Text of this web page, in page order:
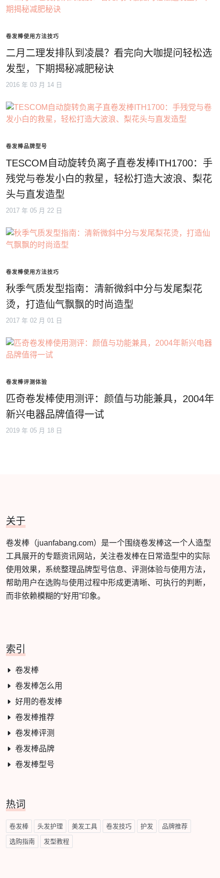
卷发棒使用方法技巧
二月二理发排队到凌晨？看完向大咖提问轻松选
发型，下期揭秘减肥秘诀
2016 年 03 月 14 日
卷发棒品牌型号
TESCOM自动旋转负离子直卷发棒ITH1700：手
残党与卷发小白的救星，轻松打造大波浪、梨花
头与直发造型
2017 年 05 月 22 日
卷发棒使用方法技巧
秋季气质发型指南：清新微斜中分与发尾梨花
烫，打造仙气飘飘的时尚造型
2017 年 02 月 01 日
卷发棒评测体验
匹奇卷发棒使用测评：颜值与功能兼具，2004年
新兴电器品牌值得一试
2019 年 05 月 18 日
关于
卷发棒（juanfabang.com）是一个围绕卷发棒这一个人造型
工具展开的专题资讯网站，关注卷发棒在日常造型中的实际
使用效果，系统整理品牌型号信息、评测体验与使用方法，
帮助用户在选购与使用过程中形成更清晰、可执行的判断，
而非依赖模糊的“好用”印象。
索引
卷发棒
卷发棒怎么用
好用的卷发棒
卷发棒推荐
卷发棒评测
卷发棒品牌
卷发棒型号
热词
卷发棒 头发护理 美发工具 卷发技巧 护发 品牌推荐
选购指南 发型教程